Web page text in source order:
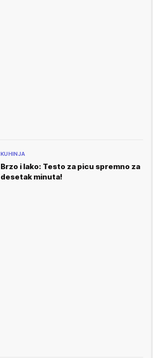
KUHINJA
Brzo i lako: Testo za picu spremno za
desetak minuta!